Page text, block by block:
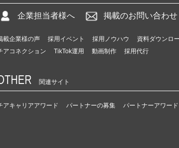
企業担当者様へ 掲載のお問い合わせ
載企業様の声 採用イベント 採用ノウハウ 資料ダウンロ
アコネクション
TikTok運用 動画制作 採用代行
関連サイト
アキャリアアワード パートナーの募集 パートナーアワード